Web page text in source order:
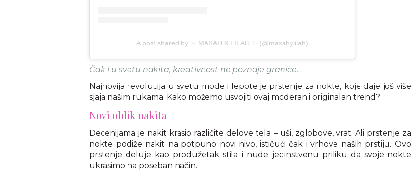
A post shared by ✨ MAXAH & LILAH ✨ (@maxahylilah)
Čak i u svetu nakita, kreativnost ne poznaje granice.
Najnovija revolucija u svetu mode i lepote je prstenje za nokte, koje daje još više
sjaja našim rukama. Kako možemo usvojiti ovaj moderan i originalan trend?
Novi oblik nakita
Decenijama je nakit krasio različite delove tela – uši, zglobove, vrat. Ali prstenje za
nokte podiže nakit na potpuno novi nivo, ističući čak i vrhove naših prstiju. Ovo
prstenje deluje kao produžetak stila i nude jedinstvenu priliku da svoje nokte
ukrasimo na poseban način.